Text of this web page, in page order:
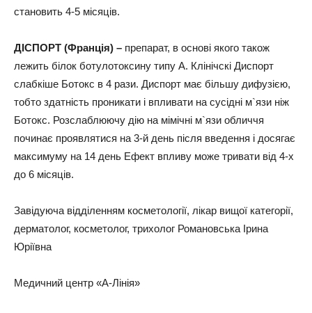
становить 4-5 місяців.
ДІСПОРТ (Франція) – препарат, в основі якого також
лежить білок ботулотоксину типу А. Клінічскі Диспорт
слабкіше Ботокс в 4 рази. Диспорт має більшу дифузією,
тобто здатність проникати і впливати на сусідні м`язи ніж
Ботокс. Розслаблюючу дію на мімічні м`язи обличчя
починає проявлятися на 3-й день після введення і досягає
максимуму на 14 день Ефект впливу може тривати від 4-х
до 6 місяців.
Завідуюча відділенням косметології, лікар вищої категорії,
дерматолог, косметолог, трихолог Романовська Ірина
Юріївна
Медичний центр «А-Лінія»